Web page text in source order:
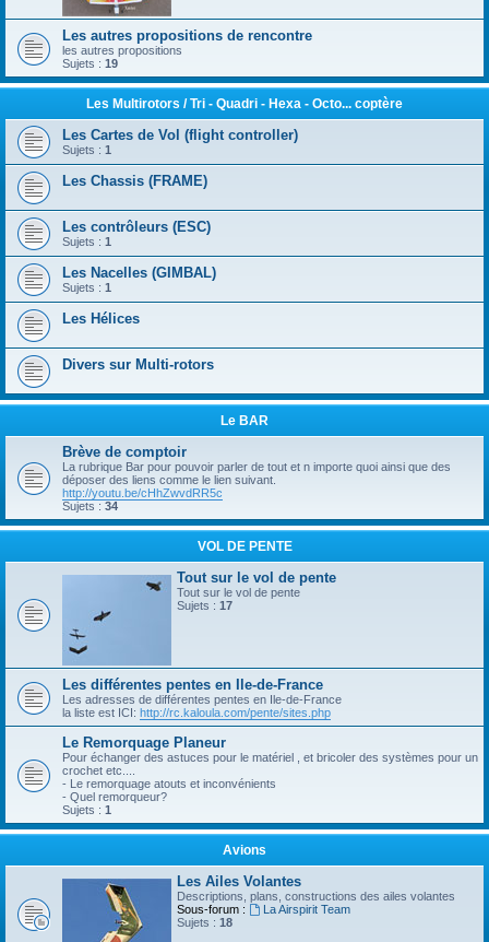
Les autres propositions de rencontre
les autres propositions
Sujets : 19
Les Multirotors / Tri - Quadri - Hexa - Octo... coptère
Les Cartes de Vol (flight controller)
Sujets : 1
Les Chassis (FRAME)
Les contrôleurs (ESC)
Sujets : 1
Les Nacelles (GIMBAL)
Sujets : 1
Les Hélices
Divers sur Multi-rotors
Le BAR
Brève de comptoir
La rubrique Bar pour pouvoir parler de tout et n importe quoi ainsi que des
déposer des liens comme le lien suivant.
http://youtu.be/cHhZwvdRR5c
Sujets : 34
VOL DE PENTE
Tout sur le vol de pente
Tout sur le vol de pente
Sujets : 17
Les différentes pentes en Ile-de-France
Les adresses de différentes pentes en Ile-de-France
la liste est ICI: http://rc.kaloula.com/pente/sites.php
Le Remorquage Planeur
Pour échanger des astuces pour le matériel , et bricoler des systèmes pour un
crochet etc....
- Le remorquage atouts et inconvénients
- Quel remorqueur?
Sujets : 1
Avions
Les Ailes Volantes
Descriptions, plans, constructions des ailes volantes
Sous-forum :
La Airspirit Team
Sujets : 18